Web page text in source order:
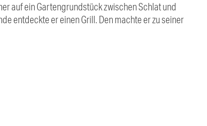
auf ein Gartengrundstück zwischen Schlat und
entdeckte er einen Grill. Den machte er zu seiner